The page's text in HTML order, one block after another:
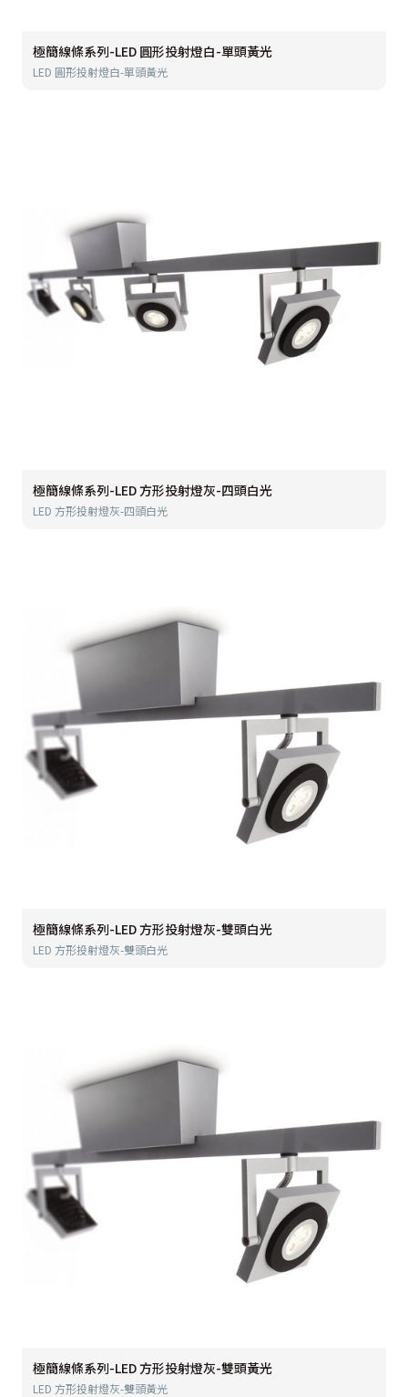
極簡線條系列-LED 圓形投射燈白-單頭黃光
LED 圓形投射燈白-單頭黃光
極簡線條系列-LED 方形投射燈灰-四頭白光
LED 方形投射燈灰-四頭白光
極簡線條系列-LED 方形投射燈灰-雙頭白光
LED 方形投射燈灰-雙頭白光
極簡線條系列-LED 方形投射燈灰-雙頭黃光
LED 方形投射燈灰-雙頭黃光